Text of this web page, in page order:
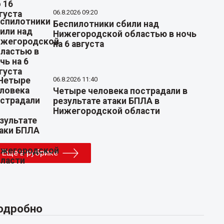
06.8.2026 09:20
Беспилотники сбили над
Нижегородской областью в ночь
на 6 августа
06.8.2026 11:40
Четыре человека пострадали в
результате атаки БПЛА в
Нижегородской области
Еще в рубрике